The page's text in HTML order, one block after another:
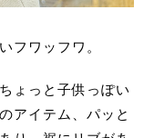
フワッフワ。
ょっと子供っぽい
アイテム、パッと